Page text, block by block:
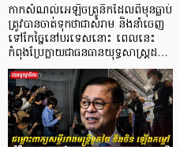
កាក​សំណល់​អេឡិច​ត្រូនិកដែល​ពីមុនធ្លាប់​
ត្រូវបានចាត់ទុកថាជាសំរាម និងនាំចេញ
ទៅកែច្នៃនៅបរទេស​នោះ ពេលនេះ
កំពុងប្រែក្លាយជាធនធានយុទ្ធសាស្ត្រដ…